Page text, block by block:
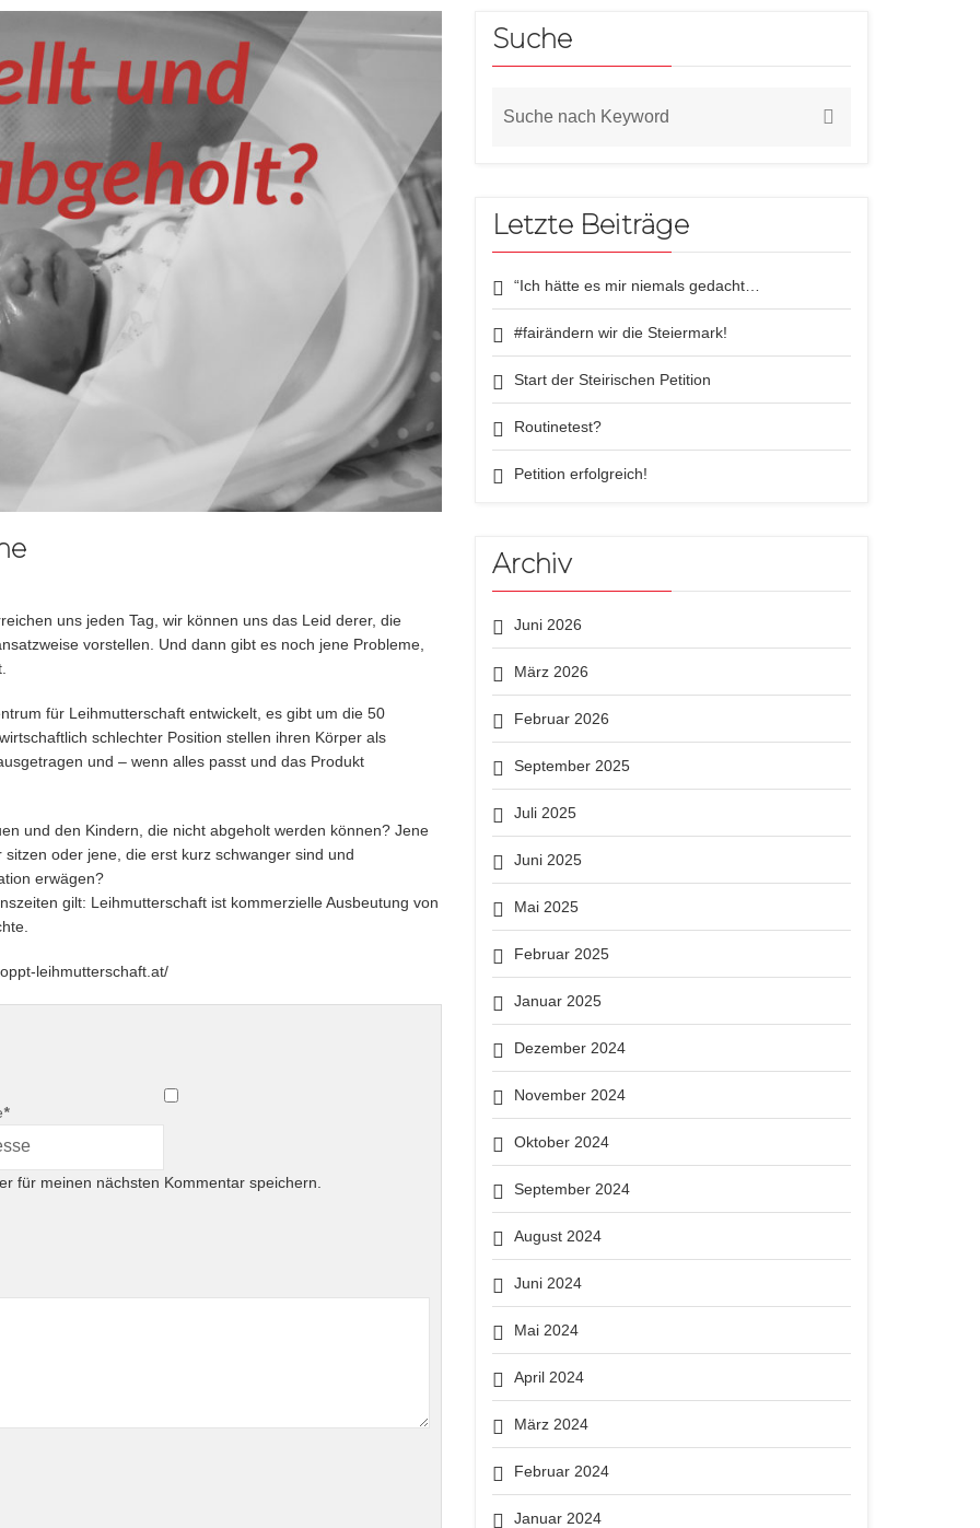
uns jeden Tag, wir können uns das Leid derer, die
vorstellen. Und dann gibt es noch jene Probleme,
für Leihmutterschaft entwickelt, es gibt um die 50
schlechter Position stellen ihren Körper als
und – wenn alles passt und das Produkt
und den Kindern, die nicht abgeholt werden können? Jene
oder jene, die erst kurz schwanger sind und
erwägen?
gilt: Leihmutterschaft ist kommerzielle Ausbeutung von
leihmutterschaft.at/
*
für meinen nächsten Kommentar speichern.
Suche
Letzte Beiträge
“Ich hätte es mir niemals gedacht…
#fairändern wir die Steiermark!
Start der Steirischen Petition
Routinetest?
Petition erfolgreich!
Archiv
Juni 2026
März 2026
Februar 2026
September 2025
Juli 2025
Juni 2025
Mai 2025
Februar 2025
Januar 2025
Dezember 2024
November 2024
Oktober 2024
September 2024
August 2024
Juni 2024
Mai 2024
April 2024
März 2024
Februar 2024
Januar 2024